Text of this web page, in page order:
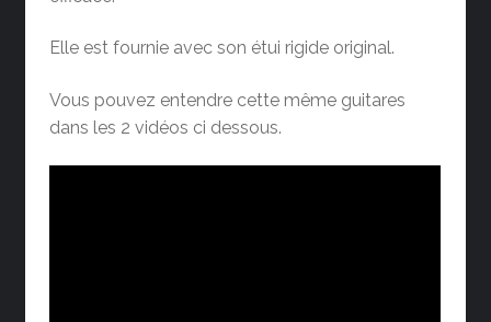
Elle est fournie avec son étui rigide original.
Vous pouvez entendre cette même guitares
dans les 2 vidéos ci dessous.